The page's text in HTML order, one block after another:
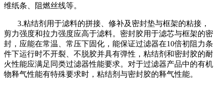
维纸条、阻燃丝线等。
3.粘结剂用于滤料的拼接、修补及密封垫与框架的粘接，
剪力强度和拉力强度应高于滤料。密封胶用于滤芯与框架的密
封，应能在常温、常压下固化，能保证过滤器在10倍初阻力条
件下运行时不开裂、不脱胶并具有弹性，粘结剂和密封胶的耐
火性能应满足同类过滤器性能要求。对于过滤器产品中的有机
物释气性能有特殊要求时，粘结剂与密封胶的释气性能。